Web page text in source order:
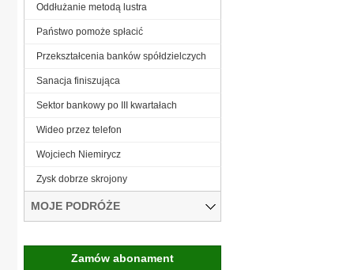
Oddłużanie metodą lustra
Państwo pomoże spłacić
Przekształcenia banków spółdzielczych
Sanacja finiszująca
Sektor bankowy po III kwartałach
Wideo przez telefon
Wojciech Niemirycz
Zysk dobrze skrojony
MOJE PODRÓŻE
Zamów abonament